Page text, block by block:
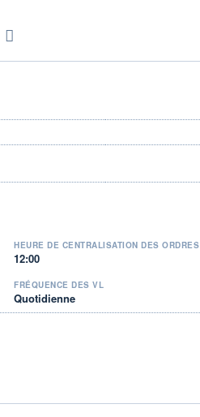
HEURE DE CENTRALISATION DES ORDRES
12:00
FRÉQUENCE DES VL
Quotidienne